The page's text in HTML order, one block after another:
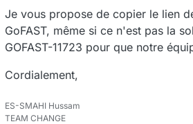
plateforme dans le
Je vous propose de copier le lien
GoFAST, même si ce n'est pas la
GOFAST-11723 pour que notre
Cordialement,
ES-SMAHI Hussam
TEAM CHANGE